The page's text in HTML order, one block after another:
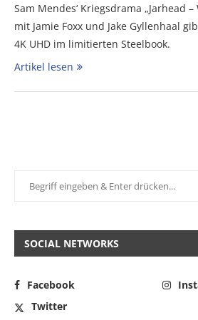
Sam Mendes‘ Kriegsdrama „Jarhead
mit Jamie Foxx und Jake Gyllenhaal
4K UHD im limitierten Steelbook.
Artikel lesen
SOCIAL NETWORKS
Facebook
Twitter